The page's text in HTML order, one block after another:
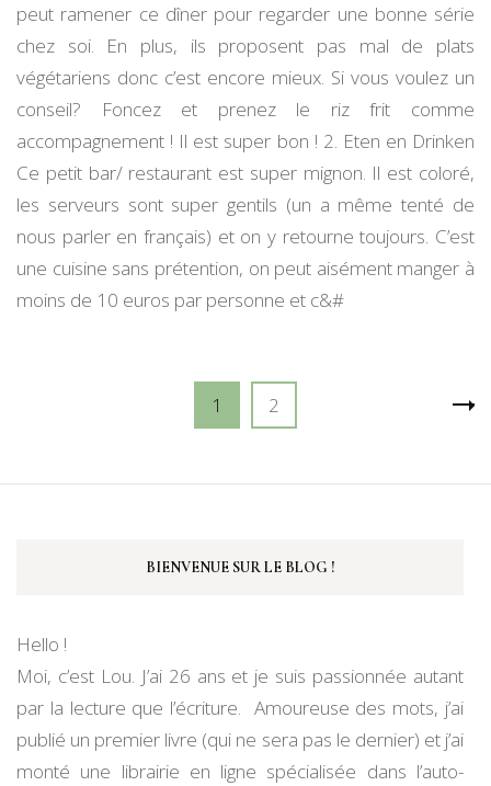
peut ramener ce dîner pour regarder une bonne série
chez soi. En plus, ils proposent pas mal de plats
végétariens donc c’est encore mieux. Si vous voulez un
conseil? Foncez et prenez le riz frit comme
accompagnement ! Il est super bon ! 2. Eten en Drinken
Ce petit bar/ restaurant est super mignon. Il est coloré,
les serveurs sont super gentils (un a même tenté de
nous parler en français) et on y retourne toujours. C’est
une cuisine sans prétention, on peut aisément manger à
moins de 10 euros par personne et c&#
Page
1 Page
2
BIENVENUE SUR LE BLOG !
Hello !
Moi, c’est Lou. J’ai 26 ans et je suis passionnée autant
par la lecture que l’écriture. Amoureuse des mots, j’ai
publié un premier livre (qui ne sera pas le dernier) et j’ai
monté une librairie en ligne spécialisée dans l’auto-